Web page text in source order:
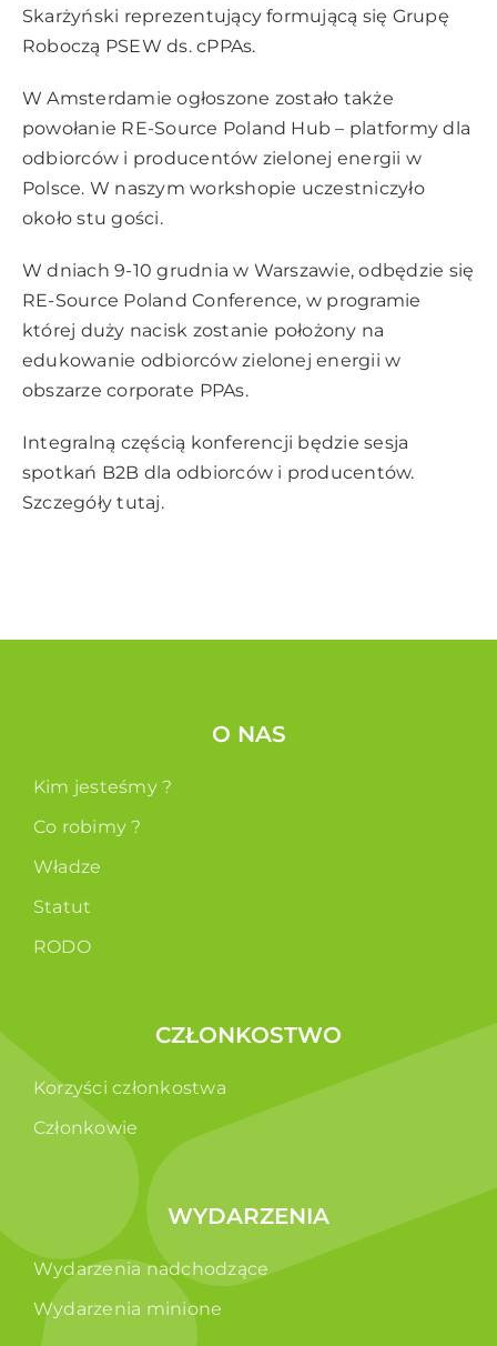
Skarżyński reprezentujący formującą się Grupę
Roboczą PSEW ds. cPPAs.
W Amsterdamie ogłoszone zostało także
powołanie RE-Source Poland Hub – platformy dla
odbiorców i producentów zielonej energii w
Polsce. W naszym workshopie uczestniczyło
około stu gości.
W dniach 9-10 grudnia w Warszawie, odbędzie się
RE-Source Poland Conference, w programie
której duży nacisk zostanie położony na
edukowanie odbiorców zielonej energii w
obszarze corporate PPAs.
Integralną częścią konferencji będzie sesja
spotkań B2B dla odbiorców i producentów.
Szczegółytutaj.
O NAS
Kim jesteśmy ?
Co robimy ?
Władze
Statut
RODO
CZŁONKOSTWO
Korzyści członkostwa
Członkowie
WYDARZENIA
Wydarzenia nadchodzące
Wydarzenia minione